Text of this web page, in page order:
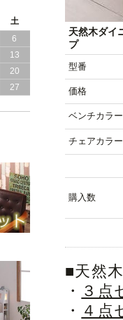
天然木ダイ
プ
型番
価格
ベンチカラー
チェアカラー
購入数
■天然
・ ３点
・ ４点
し
本
引き
ド
製
土
6
13
20
27